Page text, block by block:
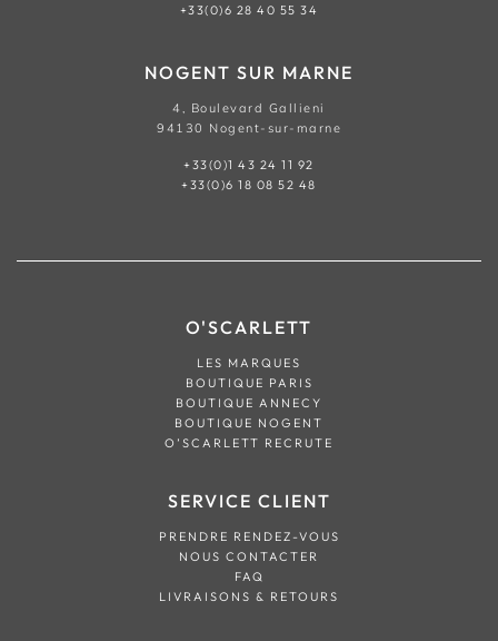
+33(0)6 28 40 55 34
NOGENT SUR MARNE
4, Boulevard Gallieni
94130 Nogent-sur-marne
+33(0)1 43 24 11 92
+33(0)6 18 08 52 48
O'SCARLETT
LES MARQUES
BOUTIQUE PARIS
BOUTIQUE ANNECY
BOUTIQUE NOGENT
O’SCARLETT RECRUTE
SERVICE CLIENT
PRENDRE RENDEZ-VOUS
NOUS CONTACTER
FAQ
LIVRAISONS & RETOURS